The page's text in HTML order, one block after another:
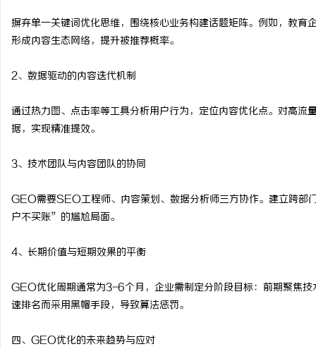
摒弃单一关键词优化思维，围绕核心业务构建话题矩阵。例如，
形成内容生态网络，提升被推荐概率。
2、数据驱动的内容迭代机制
通过热力图、点击率等工具分析用户行为，定位内容优化点。对高
据，实现精准提效。
3、技术团队与内容团队的协同
GEO需要SEO工程师、内容策划、数据分析师三方协作。建立跨部
户不买账”的尴尬局面。
4、长期价值与短期效果的平衡
GEO优化周期通常为3-6个月，企业需制定分阶段目标：前期聚焦
速排名而采用黑帽手段，导致算法惩罚。
四、GEO优化的未来趋势与应对